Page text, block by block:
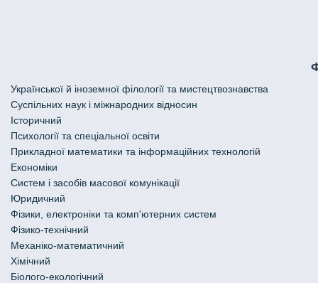
Української й іноземної філології та мистецтвознавства
Cуспільних наук і міжнародних відносин
Історичний
Психології та спеціальної освіти
Прикладної математики та інформаційних технологій
Економіки
Систем і засобів масової комунікації
Юридичний
Фізики, електроніки та комп'ютерних систем
Фізико-технічний
Механіко-математичний
Хімічний
Біолого-екологічний